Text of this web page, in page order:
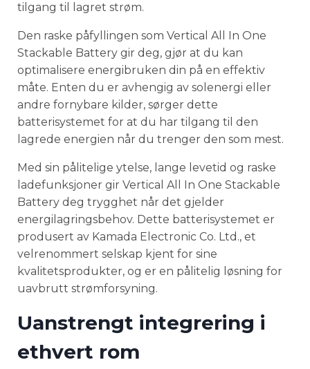
tilgang til lagret strøm.
Den raske påfyllingen som Vertical All In One
Stackable Battery gir deg, gjør at du kan
optimalisere energibruken din på en effektiv
måte. Enten du er avhengig av solenergi eller
andre fornybare kilder, sørger dette
batterisystemet for at du har tilgang til den
lagrede energien når du trenger den som mest.
Med sin pålitelige ytelse, lange levetid og raske
ladefunksjoner gir Vertical All In One Stackable
Battery deg trygghet når det gjelder
energilagringsbehov. Dette batterisystemet er
produsert av Kamada Electronic Co. Ltd., et
velrenommert selskap kjent for sine
kvalitetsprodukter, og er en pålitelig løsning for
uavbrutt strømforsyning.
Uanstrengt integrering i
ethvert rom